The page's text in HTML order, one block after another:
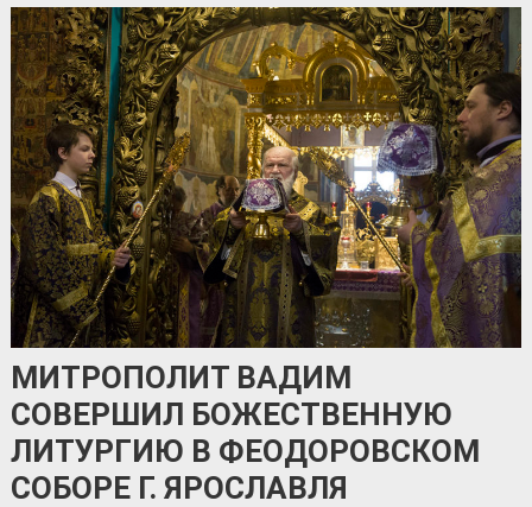
МИТРОПОЛИТ ВАДИМ
СОВЕРШИЛ БОЖЕСТВЕННУЮ
ЛИТУРГИЮ В ФЕОДОРОВСКОМ
СОБОРЕ Г. ЯРОСЛАВЛЯ